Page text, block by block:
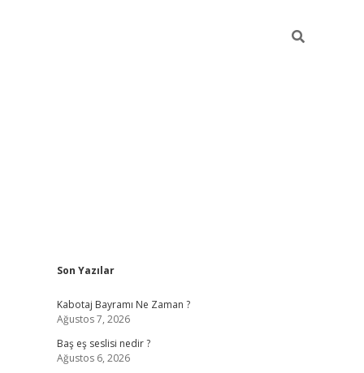
Sidebar
Son Yazılar
Kabotaj Bayramı Ne Zaman ?
Ağustos 7, 2026
Baş eş seslisi nedir ?
Ağustos 6, 2026